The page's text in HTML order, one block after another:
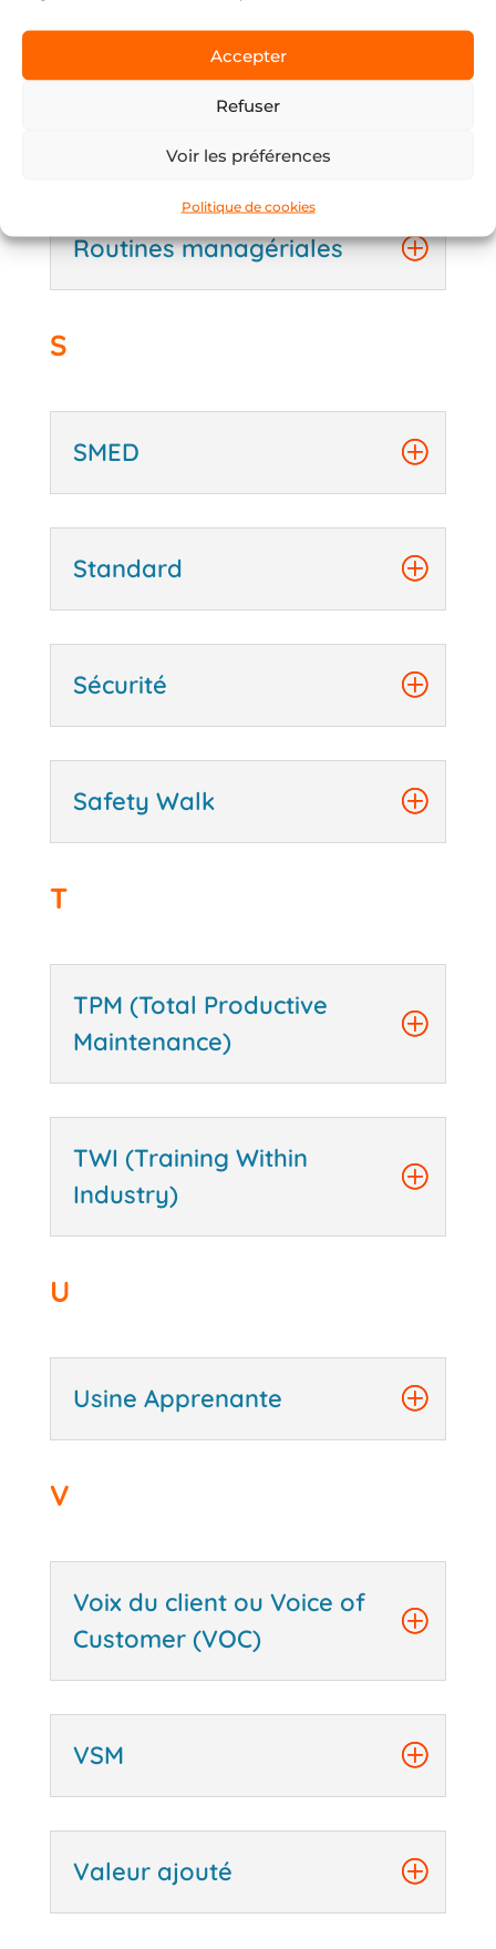
Accepter
Refuser
Voir les préférences
Politique de cookies
R
Routines managériales
S
SMED
Standard
Sécurité
Safety Walk
T
TPM (Total Productive
Maintenance)
TWI (Training Within
Industry)
U
Usine Apprenante
V
Voix du client ou Voice of
Customer (VOC)
VSM
Valeur ajouté